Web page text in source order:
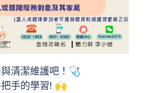
清潔維護吧！🩺
手的學習! 🙌